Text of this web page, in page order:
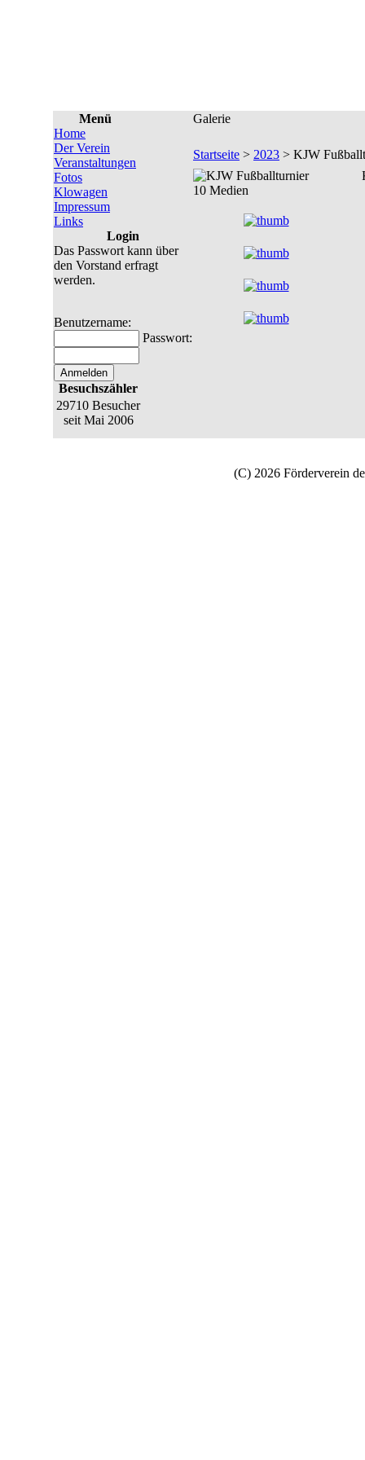
Menü
Home
Der Verein
Veranstaltungen
Fotos
Klowagen
Impressum
Links
Login
Das Passwort kann über
den Vorstand erfragt
werden.
Benutzername:
Passwort:
Besuchszähler
29710 Besucher
seit Mai 2006
Galerie
Startseite > 2023 > KJW
10 Medien
(C) 2026 Förderverein